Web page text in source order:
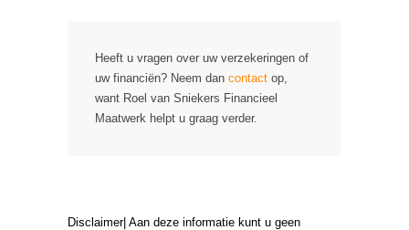
Heeft u vragen over uw verzekeringen of
uw financiën? Neem dan contact op,
want Roel van Sniekers Financieel
Maatwerk helpt u graag verder.
Disclaimer| Aan deze informatie kunt u geen